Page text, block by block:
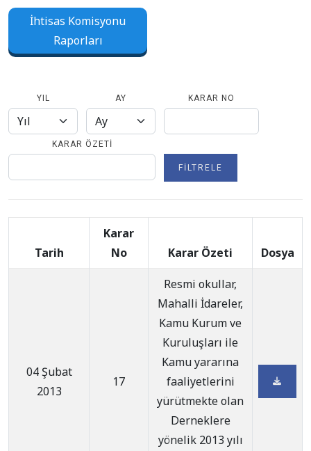
İhtisas Komisyonu
Raporları
YIL AY KARAR NO
KARAR ÖZETI
FILTRELE
Tarih
Karar
No
Karar Özeti Dosya
04 Şubat
2013
17
Resmi okullar,
Mahalli İdareler,
Kamu Kurum ve
Kuruluşları ile
Kamu yararına
faaliyetlerini
yürütmekte olan
Derneklere
yönelik 2013 yılı